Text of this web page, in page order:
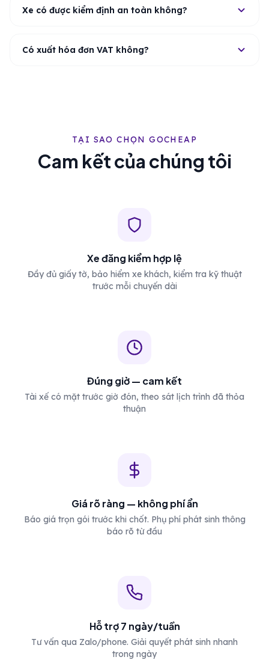
Xe có được kiểm định an toàn không?
Có xuất hóa đơn VAT không?
TẠI SAO CHỌN GOCHEAP
Cam kết của chúng tôi
Xe đăng kiểm hợp lệ
Đầy đủ giấy tờ, bảo hiểm xe khách, kiểm tra kỹ thuật
trước mỗi chuyến dài
Đúng giờ — cam kết
Tài xế có mặt trước giờ đón, theo sát lịch trình đã thỏa
thuận
Giá rõ ràng — không phí ẩn
Báo giá trọn gói trước khi chốt. Phụ phí phát sinh thông
báo rõ từ đầu
Hỗ trợ 7 ngày/tuần
Tư vấn qua Zalo/phone. Giải quyết phát sinh nhanh
trong ngày